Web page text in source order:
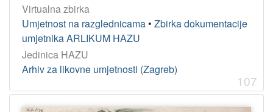
Virtualna zbirka
Umjetnost na razglednicama • Zbirka dokumentacije
umjetnika ARLIKUM HAZU
Jedinica HAZU
Arhiv za likovne umjetnosti (Zagreb)
107